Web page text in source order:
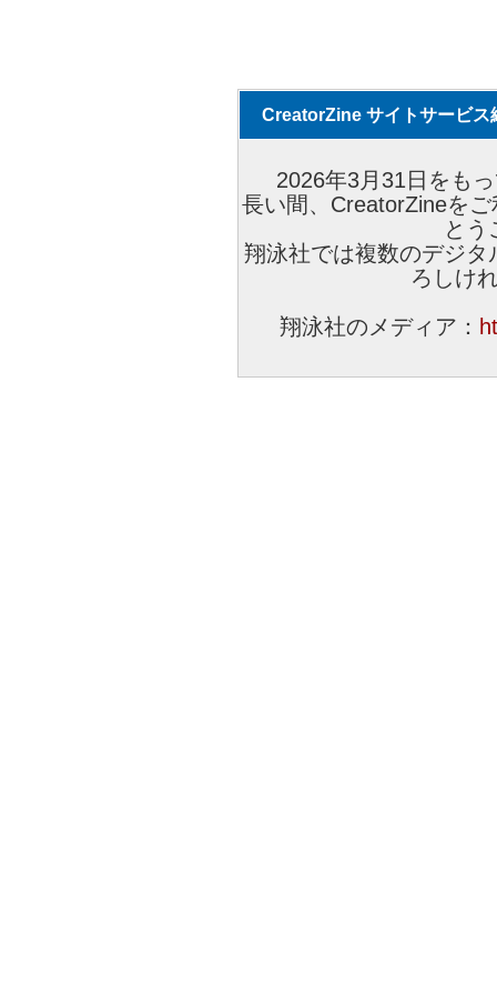
CreatorZine サイトサービス
2026年3月31日をも
長い間、CreatorZineを
とう
翔泳社では複数のデジ
ろしけ
翔泳社のメディア：